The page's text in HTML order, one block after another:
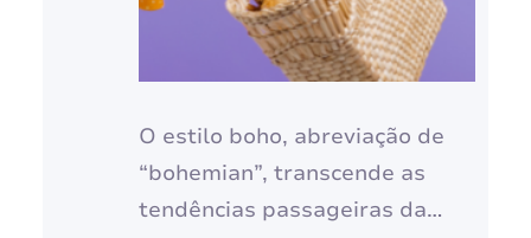
O estilo boho, abreviação de
“bohemian”, transcende as
tendências passageiras da